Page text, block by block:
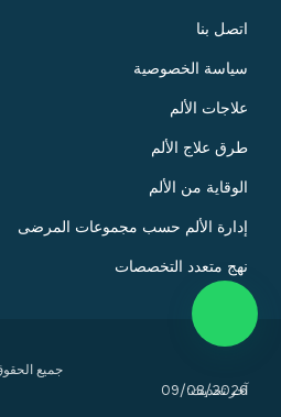
اتصل بنا
سياسة الخصوصية
علاجات الألم
طرق علاج الألم
الوقاية من الألم
إدارة الألم حسب مجموعات المرضى
نهج متعدد التخصصات
جميع
آخر تحديث:
09/08/2026